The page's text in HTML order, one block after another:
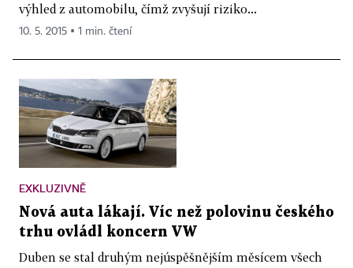
výhled z automobilu, čímž zvyšují riziko...
10. 5. 2015 ▪ 1 min. čtení
EXKLUZIVNĚ
Nová auta lákají. Víc než polovinu českého
trhu ovládl koncern VW
Duben se stal druhým nejúspěšnějším měsícem všech